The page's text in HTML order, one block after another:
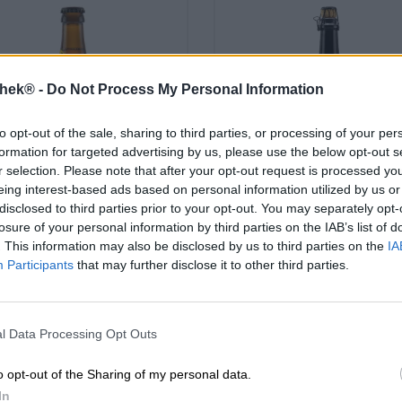
- Do Not Process My Personal Information
opt-out of the sale, sharing to third parties, or processing of your
for targeted advertising by us, please use the below opt-out
selection. Please note that after your opt-out request is processed
interest-based ads based on personal information utilized by us
to third parties prior to your opt-out. You may separately
of your personal information by third parties on the IAB’s list of
This information may also be disclosed by us to third parties on the
Participants that may further disclose it to other third parties.
Data Processing Opt Outs
opt-out of the Sharing of my personal data.
Belgische Ales
Dulcis 12 „Süße
Verführung“
Brauerei S.Riegele
€ 4,09
info
Sauerbiere
Kaffirweisse
(0)
0,75 L Flasche - €